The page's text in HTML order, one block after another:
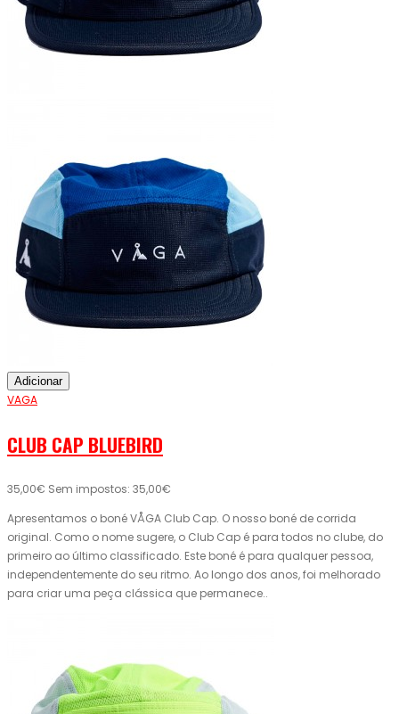
Adicionar
VAGA
CLUB CAP BLUEBIRD
35,00€ Sem impostos: 35,00€
Apresentamos o boné VÅGA Club Cap. O nosso boné de corrida
original. Como o nome sugere, o Club Cap é para todos no clube, do
primeiro ao último classificado. Este boné é para qualquer pessoa,
independentemente do seu ritmo. Ao longo dos anos, foi melhorado
para criar uma peça clássica que permanece..